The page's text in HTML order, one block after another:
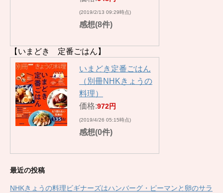
(2019/2/13 09:29時点)
感想(8件)
【いまどき 定番ごはん】
いまどき定番ごはん
（別冊NHKきょうの
料理）
価格:972円
(2019/4/26 05:15時点)
感想(0件)
最近の投稿
NHKきょうの料理ビギナーズはハンバーグ・ピーマンと卵のサラ